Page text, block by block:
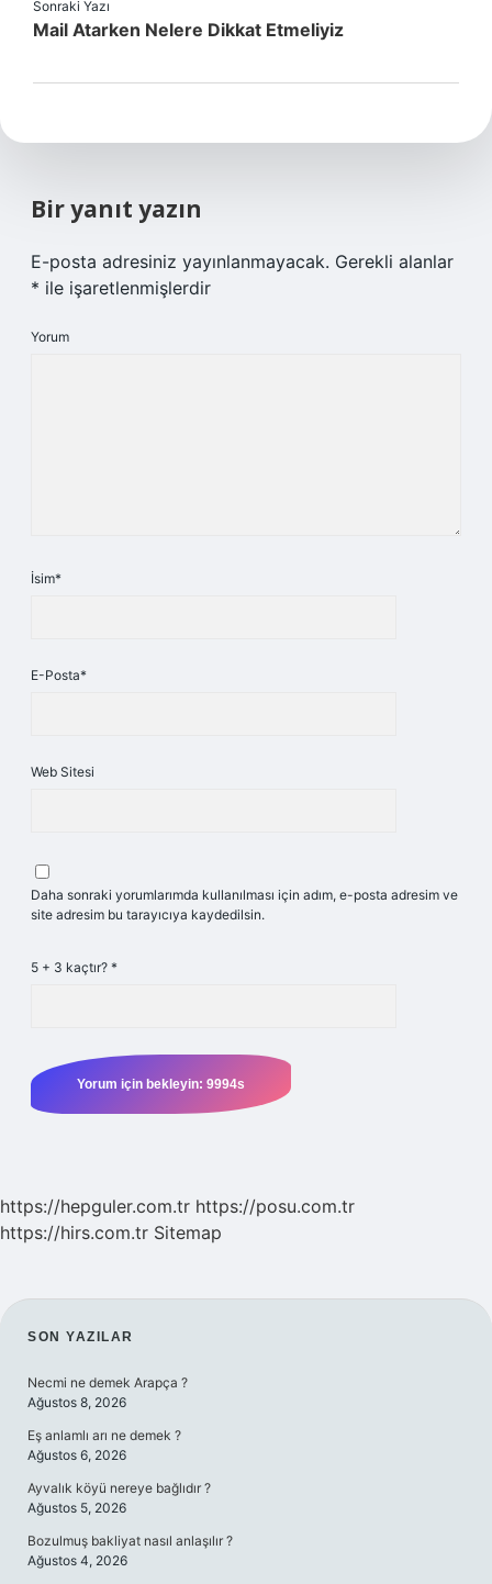
Sonraki Yazı
Mail Atarken Nelere Dikkat Etmeliyiz
Bir yanıt yazın
E-posta adresiniz yayınlanmayacak. Gerekli alanlar
* ile işaretlenmişlerdir
Yorum
İsim*
E-Posta*
Web Sitesi
Daha sonraki yorumlarımda kullanılması için adım, e-posta adresim ve
site adresim bu tarayıcıya kaydedilsin.
5 + 3 kaçtır? *
https://hepguler.com.tr https://posu.com.tr
https://hirs.com.tr Sitemap
SIDEBAR
SON YAZILAR
Necmi ne demek Arapça ?
Ağustos 8, 2026
Eş anlamlı arı ne demek ?
Ağustos 6, 2026
Ayvalık köyü nereye bağlıdır ?
Ağustos 5, 2026
Bozulmuş bakliyat nasıl anlaşılır ?
Ağustos 4, 2026